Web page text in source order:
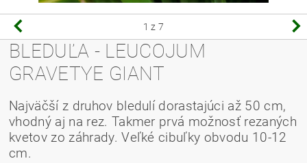
1 z 7
BLEDUĽA - LEUCOJUM
GRAVETYE GIANT
Najväčší z druhov bledulí dorastajúci až 50 cm,
vhodný aj na rez. Takmer prvá možnosť rezaných
kvetov zo záhrady. Veľké cibuľky obvodu 10-12
cm.